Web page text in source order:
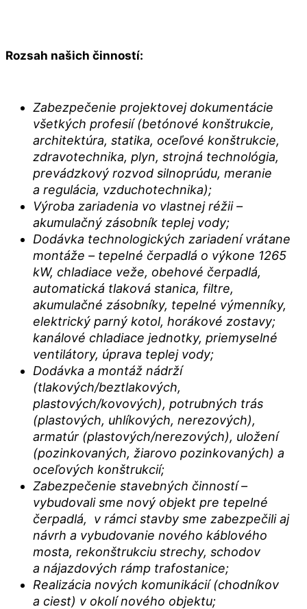
Rozsah našich činností:
Zabezpečenie projektovej dokumentácie
všetkých profesií (betónové konštrukcie,
architektúra, statika, oceľové konštrukcie,
zdravotechnika, plyn, strojná technológia,
prevádzkový rozvod silnoprúdu, meranie
a regulácia, vzduchotechnika);
Výroba zariadenia vo vlastnej réžii –
akumulačný zásobník teplej vody;
Dodávka technologických zariadení vrátane
montáže – tepelné čerpadlá o výkone 1265
kW, chladiace veže, obehové čerpadlá,
automatická tlaková stanica, filtre,
akumulačné zásobníky, tepelné výmenníky,
elektrický parný kotol, horákové zostavy;
kanálové chladiace jednotky, priemyselné
ventilátory, úprava teplej vody;
Dodávka a montáž nádrží
(tlakových/beztlakových,
plastových/kovových), potrubných trás
(plastových, uhlíkových, nerezových),
armatúr (plastových/nerezových), uložení
(pozinkovaných, žiarovo pozinkovaných) a
oceľových konštrukcií;
Zabezpečenie stavebných činností –
vybudovali sme nový objekt pre tepelné
čerpadlá, v rámci stavby sme zabezpečili aj
návrh a vybudovanie nového káblového
mosta, rekonštrukciu strechy, schodov
a nájazdových rámp trafostanice;
Realizácia nových komunikácií (chodníkov
a ciest) v okolí nového objektu;